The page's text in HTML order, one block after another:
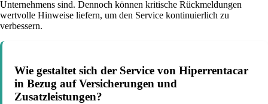
Unternehmens sind. Dennoch können kritische Rückmeldungen
wertvolle Hinweise liefern, um den Service kontinuierlich zu
verbessern.
Wie gestaltet sich der Service von Hiperrentacar
in Bezug auf Versicherungen und
Zusatzleistungen?